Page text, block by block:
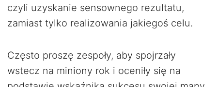
czyli uzyskanie sensownego rezultatu,
zamiast tylko realizowania jakiegoś celu.
Często proszę zespoły, aby spojrzały
wstecz na miniony rok i oceniły się na